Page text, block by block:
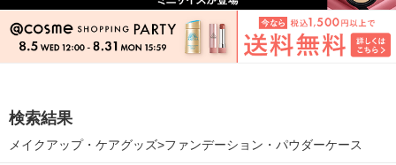
検索結果
メイクアップ・ケアグッズ>ファンデーション・パウダーケース